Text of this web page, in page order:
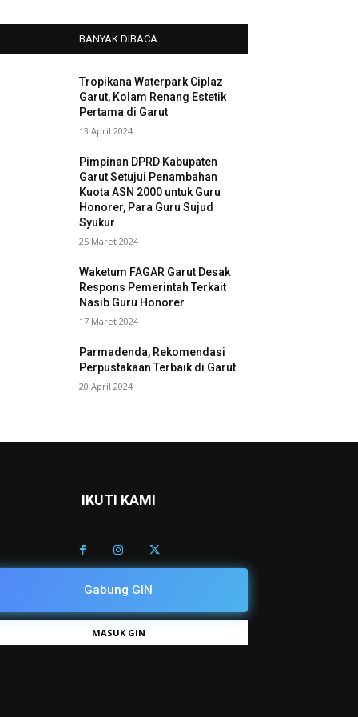
BANYAK DIBACA
Tropikana Waterpark Ciplaz
Garut, Kolam Renang Estetik
Pertama di Garut
13 April 2024
Pimpinan DPRD Kabupaten
Garut Setujui Penambahan
Kuota ASN 2000 untuk Guru
Honorer, Para Guru Sujud
Syukur
25 Maret 2024
Waketum FAGAR Garut Desak
Respons Pemerintah Terkait
Nasib Guru Honorer
17 Maret 2024
Parmadenda, Rekomendasi
Perpustakaan Terbaik di Garut
20 April 2024
IKUTI KAMI
Gabung GIN
MASUK GIN